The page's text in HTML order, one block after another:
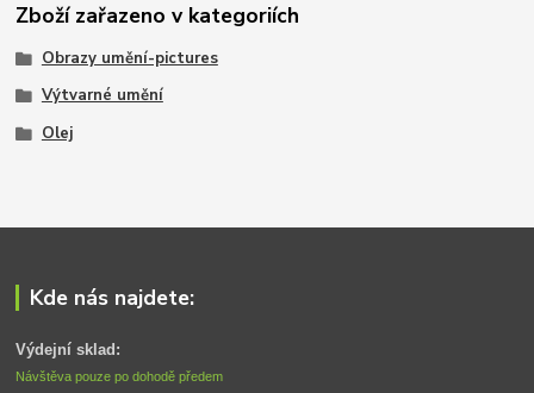
Zboží zařazeno v kategoriích
Obrazy umění-pictures
Výtvarné umění
Olej
Kde nás najdete:
Výdejní sklad:
Návštěva pouze po dohodě předem